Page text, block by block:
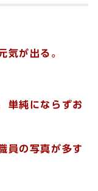
が出る。
単純にならずお
員の写真が多す